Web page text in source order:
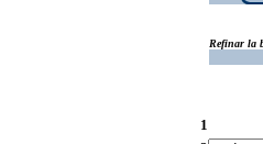
Refinar la
1